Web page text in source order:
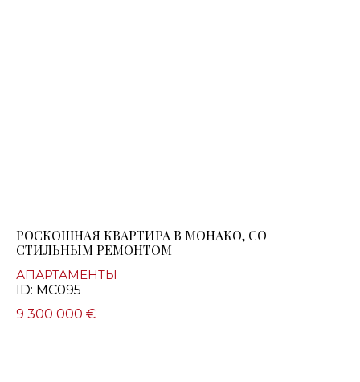
РОСКОШНАЯ КВАРТИРА В МОНАКО, СО
СТИЛЬНЫМ РЕМОНТОМ
АПАРТАМЕНТЫ
ID: MC095
9 300 000 €